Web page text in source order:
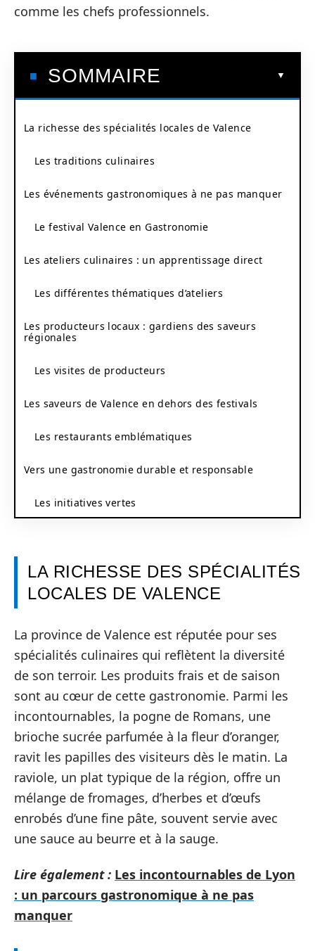
comme les chefs professionnels.
SOMMAIRE
La richesse des spécialités locales de Valence
Les traditions culinaires
Les événements gastronomiques à ne pas manquer
Le festival Valence en Gastronomie
Les ateliers culinaires : un apprentissage direct
Les différentes thématiques d’ateliers
Les producteurs locaux : gardiens des saveurs
régionales
Les visites de producteurs
Les saveurs de Valence en dehors des festivals
Les restaurants emblématiques
Vers une gastronomie durable et responsable
Les initiatives vertes
LA RICHESSE DES SPÉCIALITÉS
LOCALES DE VALENCE
La province de Valence est réputée pour ses
spécialités culinaires qui reflètent la diversité
de son terroir. Les produits frais et de saison
sont au cœur de cette gastronomie. Parmi les
incontournables, la pogne de Romans, une
brioche sucrée parfumée à la fleur d’oranger,
ravit les papilles des visiteurs dès le matin. La
raviole, un plat typique de la région, offre un
mélange de fromages, d’herbes et d’œufs
enrobés d’une fine pâte, souvent servie avec
une sauce au beurre et à la sauge.
Lire également : Les incontournables de Lyon
: un parcours gastronomique à ne pas
manquer